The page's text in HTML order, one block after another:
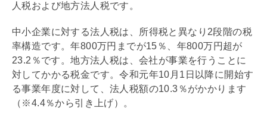
人税および地方法人税です。
中小企業に対する法人税は、所得税と異なり2段階の税
率構造です。年800万円までが15％、年800万円超が
23.2％です。地方法人税は、会社が事業を行うことに
対してかかる税金です。令和元年10月1日以降に開始す
る事業年度に対して、法人税額の10.3％がかかります
（※4.4％から引き上げ）。